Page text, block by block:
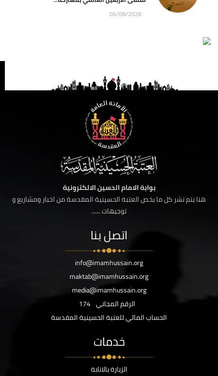
06/08/2026
بوابة الامام الحسين الالكترونية
هنا يتم نشر كل ما يخص العتبة الحسينية المقدسة من اخبار ومشاريع و
توجيهات ......
اتصل بنا
info@imamhussain.org
maktab@imamhussain.org
media@imamhussain.org
الرقم المجاني 174
الحساب المالي للعتبة الحسينية المقدسة
خدمات
الزيارة بالانابة